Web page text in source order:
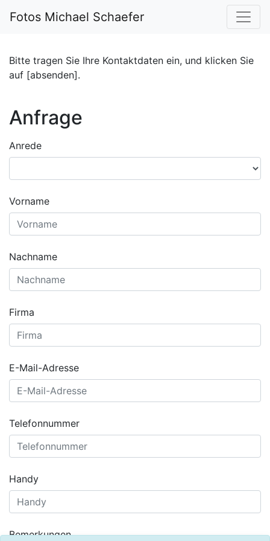
Fotos Michael Schaefer
Bitte tragen Sie Ihre Kontaktdaten ein, und klicken Sie
auf [absenden].
Anfrage
Anrede
Vorname
Nachname
Firma
E-Mail-Adresse
Telefonnummer
Handy
Bemerkungen